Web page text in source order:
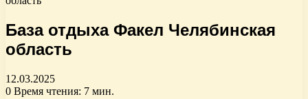
База отдыха Факел Челябинская
область
12.03.2025
0 Время чтения: 7 мин.